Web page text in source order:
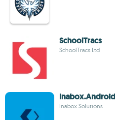
SchoolTracs
SchoolTracs Ltd
Inabox.Android
Inabox Solutions